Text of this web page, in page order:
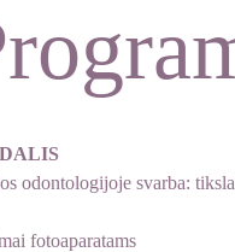
odontologijoje svarba:
fotoaparatams